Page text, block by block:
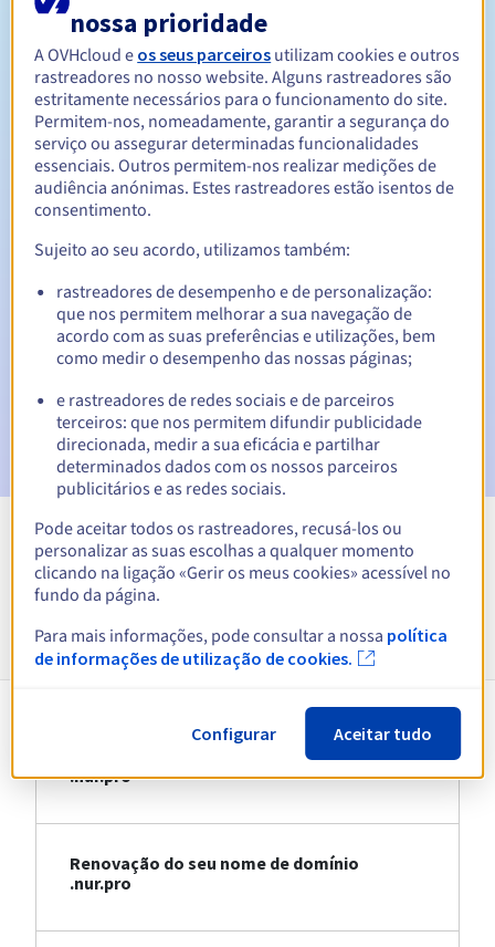
Período de renovação Entre 1 e 9 anos
Período de redenção 30 dias
Notificações automáticas:
60, 30, 15, 7 e 3 dias antes da data de
expiração
E-mail no dia da expiraçãopara notificar a suspensão do
nome de domínio
E-mail após o Redemption Grace Periodpara notificar a
eliminação do nome de domínio
Ver todas as extensões
Informações sobre .nur.pro
Registo do seu nome de domínio
.nur.pro
Renovação do seu nome de domínio
.nur.pro
nossa prioridade
A OVHcloud e os seus parceiros utilizam cookies e outros
rastreadores no nosso website. Alguns rastreadores são
estritamente necessários para o funcionamento do site.
Permitem-nos, nomeadamente, garantir a segurança do
serviço ou assegurar determinadas funcionalidades
essenciais. Outros permitem-nos realizar medições de
audiência anónimas. Estes rastreadores estão isentos de
consentimento.
Sujeito ao seu acordo, utilizamos também:
rastreadores de desempenho e de personalização:
que nos permitem melhorar a sua navegação de
acordo com as suas preferências e utilizações, bem
como medir o desempenho das nossas páginas;
e rastreadores de redes sociais e de parceiros
terceiros: que nos permitem difundir publicidade
direcionada, medir a sua eficácia e partilhar
determinados dados com os nossos parceiros
publicitários e as redes sociais.
Pode aceitar todos os rastreadores, recusá-los ou
personalizar as suas escolhas a qualquer momento
clicando na ligação «Gerir os meus cookies» acessível no
fundo da página.
Para mais informações, pode consultar a nossa política
de informações de utilização de cookies.
Configurar Aceitar tudo